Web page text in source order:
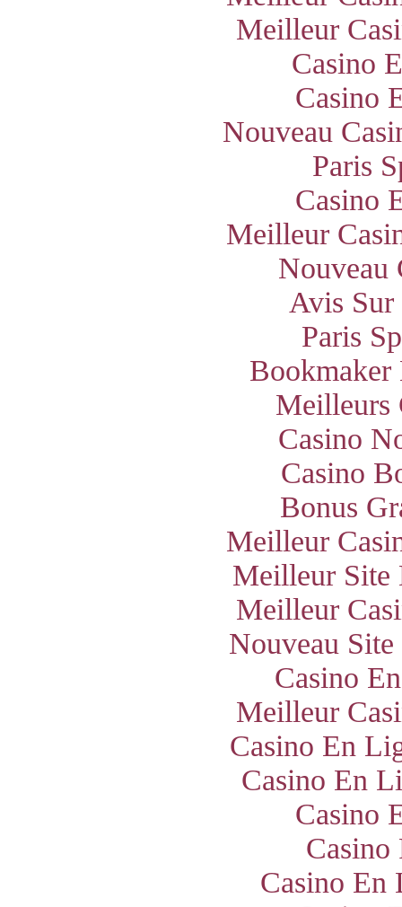
Meilleur
Casino
Casino
Nouveau
Paris
Casino
Meilleur
Nouveau
Avis Sur
Paris
Meilleurs
Casino
Casino
Bonus
Meilleur
Meilleur Site
Meilleur
Nouveau
Casino
Meilleur
Casino En
Casino En
Casino
Casino
Casino En